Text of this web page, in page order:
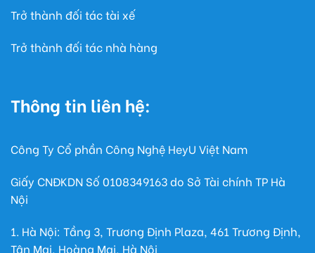
Trở thành đối tác tài xế
Trở thành đối tác nhà hàng
Thông tin liên hệ:
Công Ty Cổ phần Công Nghệ HeyU Việt Nam
Giấy CNĐKDN Số0108349163do Sở Tài chính TP Hà
Nội
1. Hà Nội: Tầng 3, Trương Định Plaza, 461 Trương Định,
Tân Mai, Hoàng Mai, Hà Nội